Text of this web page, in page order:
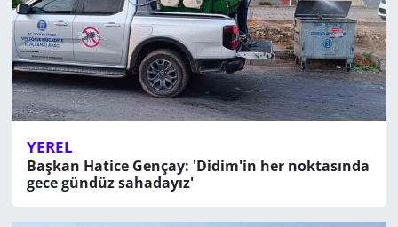
YEREL
Başkan Hatice Gençay: 'Didim'in her noktasında
gece gündüz sahadayız'